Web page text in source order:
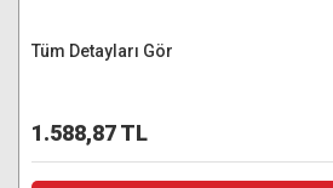
Tüm Detayları Gör
1.588,87 TL